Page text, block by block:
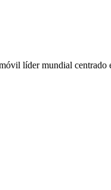
líder mundial centrado